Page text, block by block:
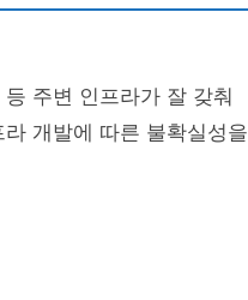
주변 인프라가 잘 갖춰
개발에 따른 불확실성을